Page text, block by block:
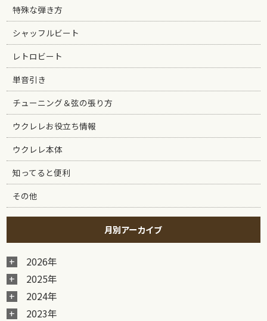
特殊な弾き方
シャッフルビート
レトロビート
単音引き
チューニング＆弦の張り方
ウクレレお役立ち情報
ウクレレ本体
知ってると便利
その他
月別アーカイブ
2026年
2025年
2024年
2023年